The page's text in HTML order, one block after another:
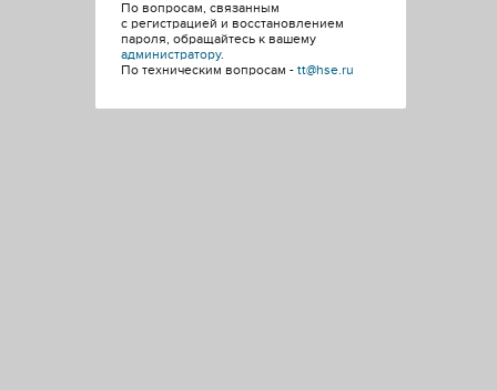
По вопросам, связанным
с регистрацией и восстановлением
пароля, обращайтесь к вашему
администратору.
По техническим вопросам - tt@hse.ru